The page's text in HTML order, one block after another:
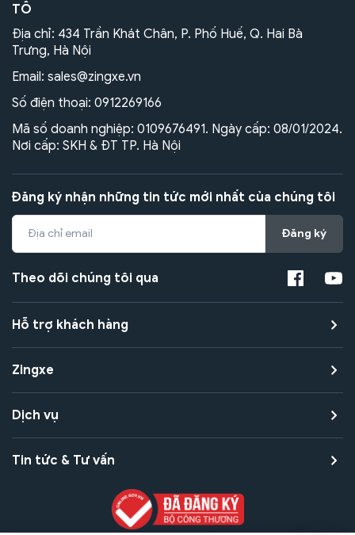
TÔ
Địa chỉ: 434 Trần Khát Chân, P. Phố Huế, Q. Hai Bà
Trưng, Hà Nội
Email: sales@zingxe.vn
Số điện thoại: 0912269166
Mã số doanh nghiệp: 0109676491. Ngày cấp: 08/01/2024.
Nơi cấp: SKH & ĐT TP. Hà Nội
Đăng ký nhận những tin tức mới nhất của chúng tôi
Đăng ký
Theo dõi chúng tôi qua
Hỗ trợ khách hàng
Zingxe
Dịch vụ
Tin tức & Tư vấn